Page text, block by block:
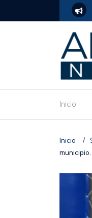
de estimulación
Inicio
Inicio /
municipio.